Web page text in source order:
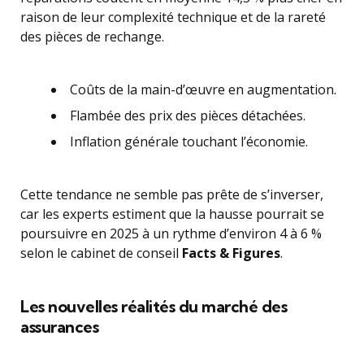
raison de leur complexité technique et de la rareté
des pièces de rechange.
Coûts de la main-d’œuvre en augmentation.
Flambée des prix des pièces détachées.
Inflation générale touchant l’économie.
Cette tendance ne semble pas prête de s’inverser,
car les experts estiment que la hausse pourrait se
poursuivre en 2025 à un rythme d’environ 4 à 6 %
selon le cabinet de conseil Facts & Figures.
Les nouvelles réalités du marché des
assurances